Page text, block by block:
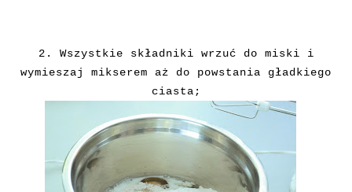
2. Wszystkie składniki wrzuć do miski i
wymieszaj mikserem aż do powstania gładkiego
ciasta;